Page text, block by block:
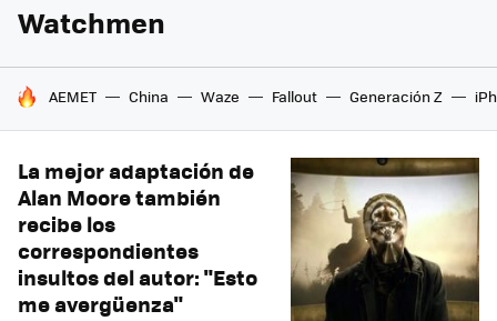
Watchmen
HOY SE HABLA DE
AEMET China Waze Fallout Generación Z
La mejor adaptación de
Alan Moore también
recibe los
correspondientes
insultos del autor: "Esto
me avergüenza"